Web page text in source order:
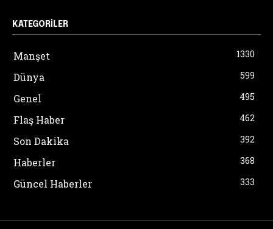
KATEGORILER
Manşet 1330
Dünya 599
Genel 495
Flaş Haber 462
Son Dakika 392
Haberler 368
Güncel Haberler 333